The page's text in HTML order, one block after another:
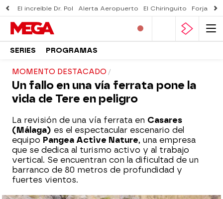
El increíble Dr. Pol Alerta Aeropuerto El Chiringuito Forjado
SERIES PROGRAMAS
MOMENTO DESTACADO
Un fallo en una vía ferrata pone la
vida de Tere en peligro
La revisión de una vía ferrata en Casares
(Málaga) es el espectacular escenario del
equipo Pangea Active Nature, una empresa
que se dedica al turismo activo y al trabajo
vertical. Se encuentran con la dificultad de un
barranco de 80 metros de profundidad y
fuertes vientos.